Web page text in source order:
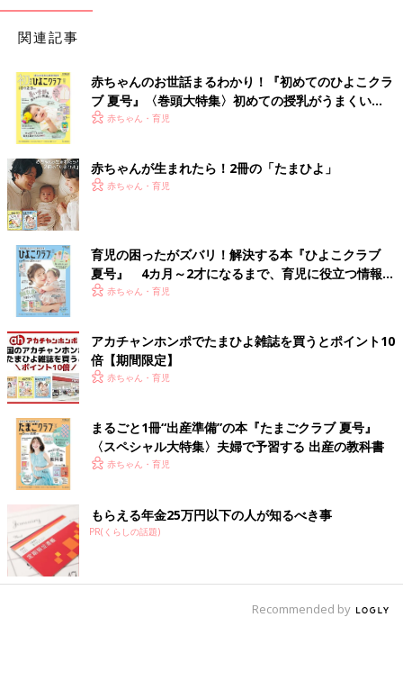
関連記事
赤ちゃんのお世話まるわかり！『初めてのひよこクラ
ブ 夏号』〈巻頭大特集〉初めての授乳がうまくい
く！ おっぱい・ミルクの基本と夏のトラブル 解決テ
赤ちゃん・育児
赤ちゃんが生まれたら！2冊の「たまひよ」
赤ちゃん・育児
育児の困ったがズバリ！解決する本『ひよこクラブ
夏号』 4カ月～2才になるまで、育児に役立つ情報が
いっぱい！
赤ちゃん・育児
アカチャンホンポでたまひよ雑誌を買うとポイント10
倍【期間限定】
赤ちゃん・育児
まるごと1冊“出産準備”の本『たまごクラブ 夏号』
〈スペシャル大特集〉夫婦で予習する 出産の教科書
赤ちゃん・育児
もらえる年金25万円以下の人が知るべき事
PR(くらしの話題)
Recommended by